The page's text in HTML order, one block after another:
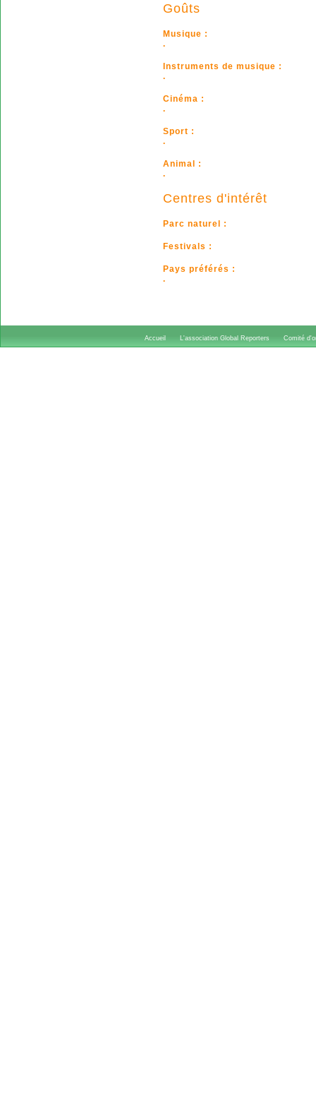
Goûts
Musique :
.
Instruments de musique :
.
Cinéma :
.
Sport :
.
Animal :
.
Centres d'intérêt
Parc naturel :
Festivals :
Pays préférés :
.
Accueil L'association Global Reporters Comité